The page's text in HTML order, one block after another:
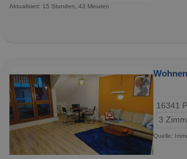
Aktualisiert: 15 Stunden, 43 Minuten
16341
3
Quelle: